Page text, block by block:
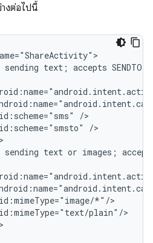
งต่อไปนี้
sending text; accepts SENDTO
sending text or images;